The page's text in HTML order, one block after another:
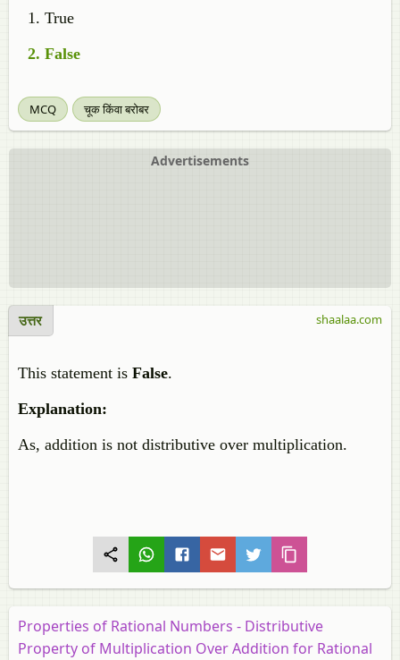
True
False
MCQ चूक किंवा बरोबर
Advertisements
उत्तर
This statement is False.
Explanation:
As, addition is not distributive over multiplication.
shaalaa.com
Properties of Rational Numbers - Distributive
Property of Multiplication Over Addition for Rational